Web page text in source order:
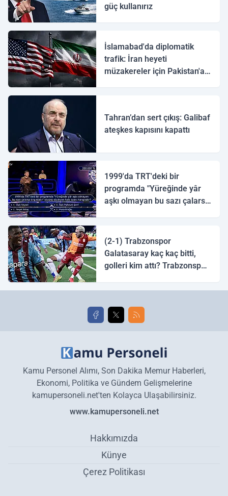
güç kullanırız
İslamabad'da diplomatik
trafik: İran heyeti
müzakereler için Pakistan'a
Tahran’dan sert çıkış: Galibaf
ateşkes kapısını kapattı
1999'da TRT'deki bir
programda "Yüreğinde yâr
aşkı olmayan bu sazı çalarsa
(2-1) Trabzonspor
Galatasaray kaç kaç bitti,
golleri kim attı? Trabzonspor
golleri!
Kamu Personel Alımı, Son Dakika Memur Haberleri,
Ekonomi, Politika ve Gündem Gelişmelerine
kamupersoneli.net'ten Kolayca Ulaşabilirsiniz.
www.kamupersoneli.net
Hakkımızda
Künye
Çerez Politikası